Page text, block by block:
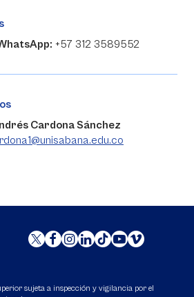
+57 312 3589552
Cardona Sánchez
sujeta a inspección y vigilancia por el